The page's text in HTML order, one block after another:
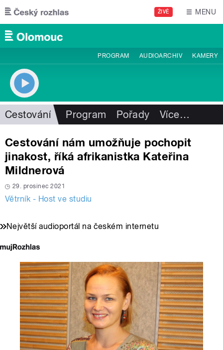
Přejít k hlavnímu obsahu
ŽIVĚ MENU
PROGRAM AUDIOARCHIV KAMERY
Cestování Program Pořady Více…
Cestování nám umožňuje pochopit
jinakost, říká afrikanistka Kateřina
Mildnerová
29. prosinec 2021
Větrník - Host ve studiu
Největší audioportál na českém internetu